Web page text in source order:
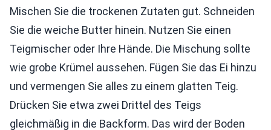
Mischen Sie die trockenen Zutaten gut. Schneiden
Sie die weiche Butter hinein. Nutzen Sie einen
Teigmischer oder Ihre Hände. Die Mischung sollte
wie grobe Krümel aussehen. Fügen Sie das Ei hinzu
und vermengen Sie alles zu einem glatten Teig.
Drücken Sie etwa zwei Drittel des Teigs
gleichmäßig in die Backform. Das wird der Boden